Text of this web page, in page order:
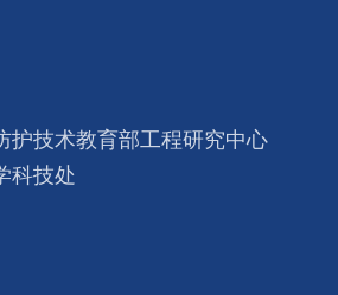
护技术教育部工程研究中心
科技处